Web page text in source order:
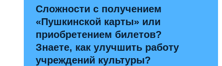
Сложности с получением
«Пушкинской карты» или
приобретением билетов?
Знаете, как улучшить работу
учреждений культуры?